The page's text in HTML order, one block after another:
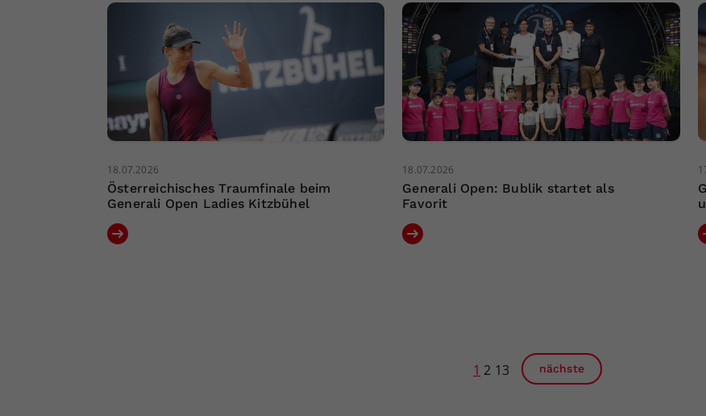
18.07.2026
Österreichisches Traumfinale beim
Generali Open Ladies Kitzbühel
18.07.2026
Generali Open: Bublik startet als
Favorit
1 2 13 nächste